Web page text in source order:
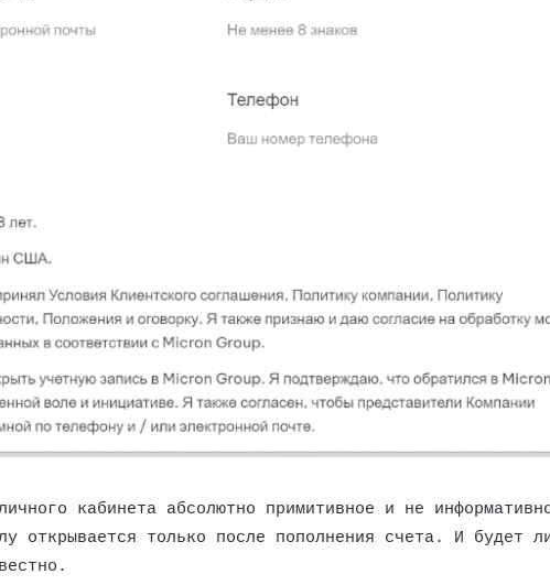
кабинета абсолютно примитивное и не
открывается только после пополнения счета. И будет